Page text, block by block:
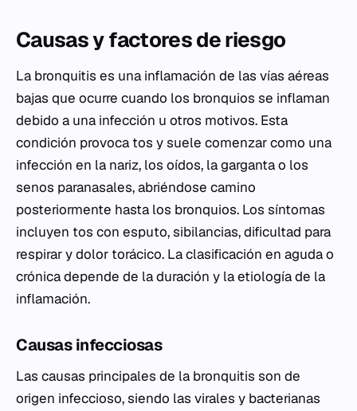
Causas y factores de riesgo
La bronquitis es una inflamación de las vías aéreas
bajas que ocurre cuando los bronquios se inflaman
debido a una infección u otros motivos. Esta
condición provoca tos y suele comenzar como una
infección en la nariz, los oídos, la garganta o los
senos paranasales, abriéndose camino
posteriormente hasta los bronquios. Los síntomas
incluyen tos con esputo, sibilancias, dificultad para
respirar y dolor torácico. La clasificación en aguda o
crónica depende de la duración y la etiología de la
inflamación.
Causas infecciosas
Las causas principales de la bronquitis son de
origen infeccioso, siendo las virales y bacterianas